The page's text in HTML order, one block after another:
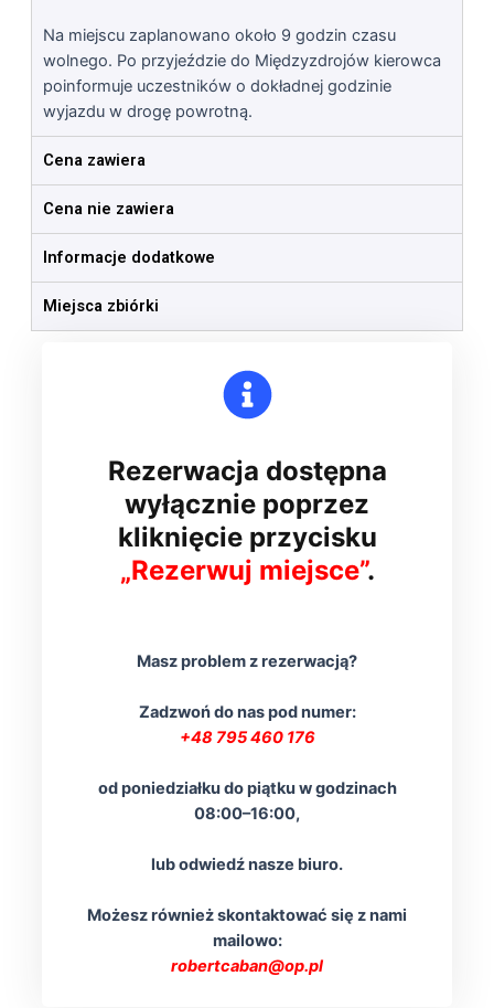
Na miejscu zaplanowano około 9 godzin czasu
wolnego. Po przyjeździe do Międzyzdrojów kierowca
poinformuje uczestników o dokładnej godzinie
wyjazdu w drogę powrotną.
Cena zawiera
Cena nie zawiera
Informacje dodatkowe
Miejsca zbiórki
Rezerwacja dostępna
wyłącznie poprzez
kliknięcie przycisku
„Rezerwuj miejsce”.
Masz problem z rezerwacją?
Zadzwoń do nas pod numer:
+48 795 460 176
od poniedziałku do piątku w godzinach
08:00–16:00,
lub odwiedź nasze biuro.
Możesz również skontaktować się z nami
mailowo:
robertcaban@op.pl